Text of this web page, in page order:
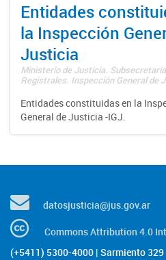
Entidades
la Inspección
Justicia
Ministerio de Justicia.
Registrales. Inspección General de
Entidades constituidas en la
General de Justicia -IGJ.
datosjusticia@jus.gov.ar
Commons Attribution 4.0
(+5411) 5300-4000 | Sarmiento 329